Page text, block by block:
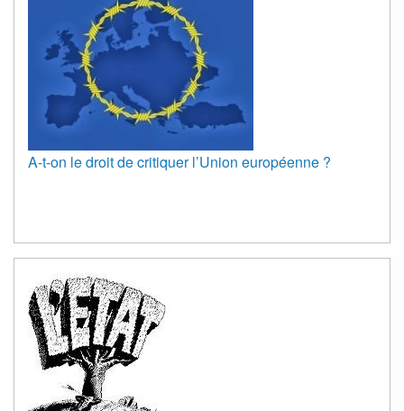
A-t-on le droit de critiquer l’Union européenne ?